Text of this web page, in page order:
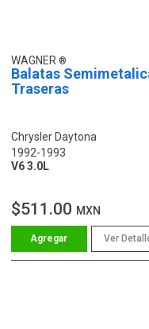
WAGNER
Balatas
Traseras
Chrysler Daytona
1992-1993
V6 3.0L
$511.00 MXN
Ver